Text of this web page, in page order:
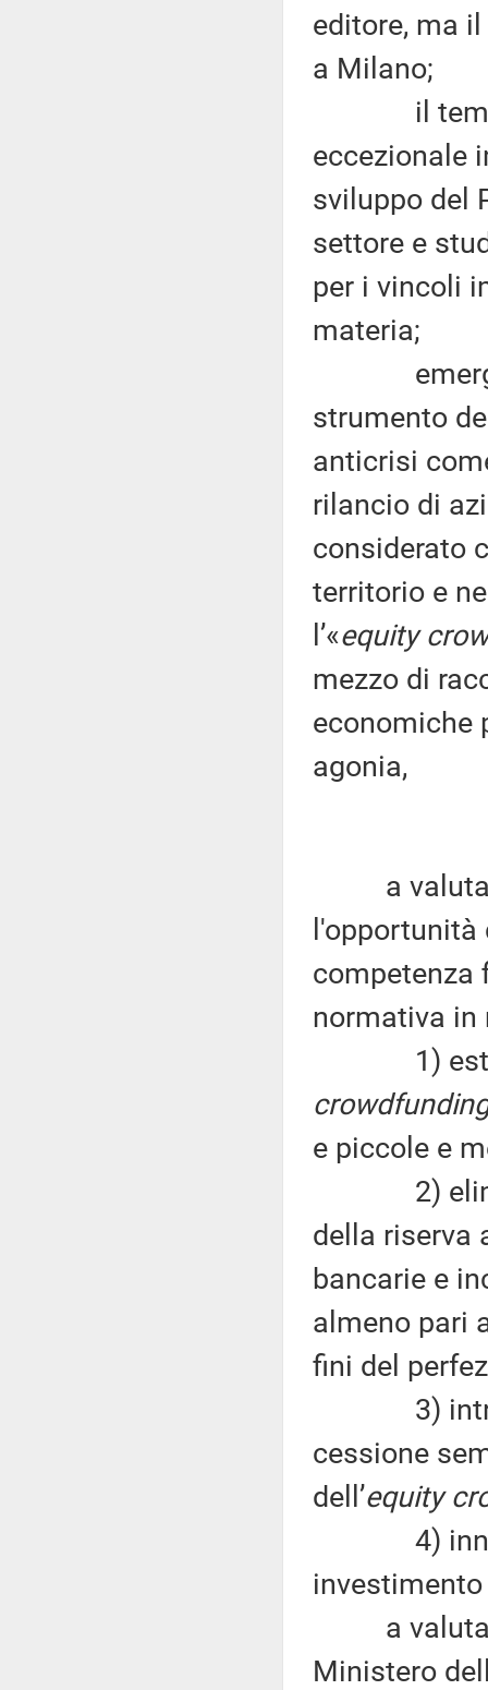
editore, ma
a Milano;
il tema
eccezionale
sviluppo del
settore e
per i vincoli
materia;
emerge
strumento
anticrisi
rilancio di
considerato
territorio e
l’«equity
mezzo di
economiche
agonia,
a valutare
competenza
normativa in
1)
e piccole e
2)
della riserva
bancarie e
almeno pari
fini del
3)
cessione
dell’equity
4)
a valutare
Ministero